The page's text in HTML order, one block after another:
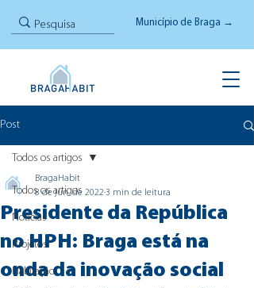
Município de Braga →
Post
Todos os artigos
Notícias
Projetos
Habitação
Todos os artigos
Presidente da República
no HPH: Braga está na
onda da inovação social
BragaHabit
8 de jun. de 2022 3 min de leitura